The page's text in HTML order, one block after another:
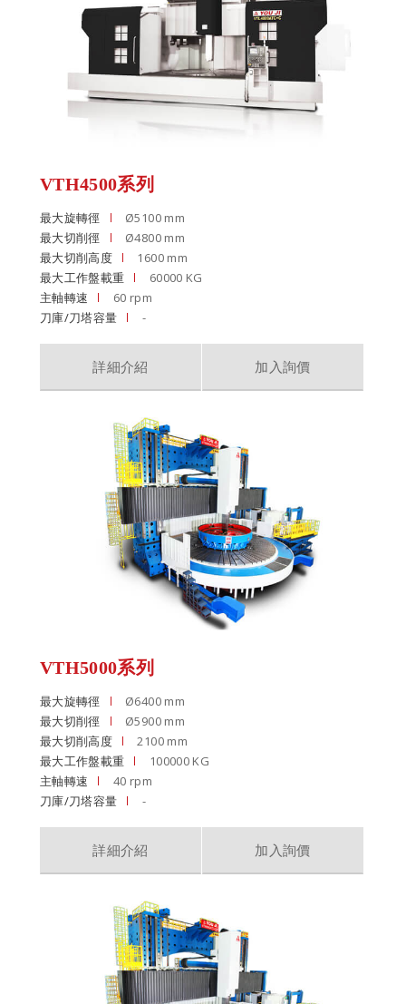
VTH4500系列
最大旋轉徑
Ø5100 mm
最大切削徑
Ø4800 mm
最大切削高度
1600 mm
最大工作盤載重
60000 KG
主軸轉速
60 rpm
刀庫/刀塔容量
-
詳細介紹 加入詢價
VTH5000系列
最大旋轉徑
Ø6400 mm
最大切削徑
Ø5900 mm
最大切削高度
2100 mm
最大工作盤載重
100000 KG
主軸轉速
40 rpm
刀庫/刀塔容量
-
詳細介紹 加入詢價